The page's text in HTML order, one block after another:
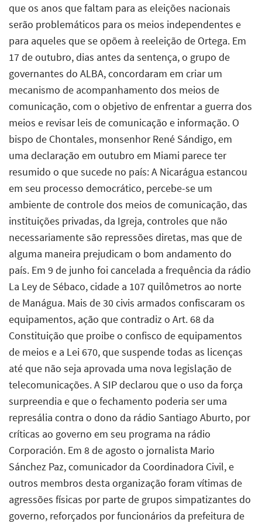
que os anos que faltam para as eleições nacionais
serão problemáticos para os meios independentes e
para aqueles que se opõem à reeleição de Ortega. Em
17 de outubro, dias antes da sentença, o grupo de
governantes do ALBA, concordaram em criar um
mecanismo de acompanhamento dos meios de
comunicação, com o objetivo de enfrentar a guerra dos
meios e revisar leis de comunicação e informação. O
bispo de Chontales, monsenhor René Sándigo, em
uma declaração em outubro em Miami parece ter
resumido o que sucede no país: A Nicarágua estancou
em seu processo democrático, percebe-se um
ambiente de controle dos meios de comunicação, das
instituições privadas, da Igreja, controles que não
necessariamente são repressões diretas, mas que de
alguma maneira prejudicam o bom andamento do
país. Em 9 de junho foi cancelada a frequência da rádio
La Ley de Sébaco, cidade a 107 quilômetros ao norte
de Manágua. Mais de 30 civis armados confiscaram os
equipamentos, ação que contradiz o Art. 68 da
Constituição que proibe o confisco de equipamentos
de meios e a Lei 670, que suspende todas as licenças
até que não seja aprovada uma nova legislação de
telecomunicações. A SIP declarou que o uso da força
surpreendia e que o fechamento poderia ser uma
represália contra o dono da rádio Santiago Aburto, por
críticas ao governo em seu programa na rádio
Corporación. Em 8 de agosto o jornalista Mario
Sánchez Paz, comunicador da Coordinadora Civil, e
outros membros desta organização foram vítimas de
agressões físicas por parte de grupos simpatizantes do
governo, reforçados por funcionários da prefeitura de